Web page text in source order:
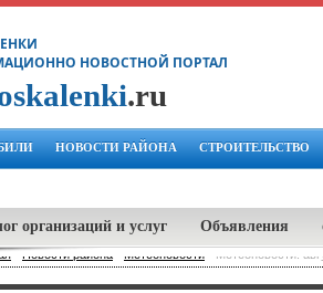
НОВОСТНОЙ ПОРТАЛ
.ru
НОВОСТИ РАЙОНА СТРОИТЕЛЬСТВО
организаций и услуг Объявления
-Новости района Метеоновости Метеоновости: